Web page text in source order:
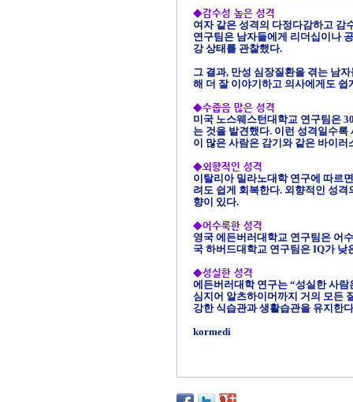
◆감수성 높은 성격
여자 같은 성격의 다정다감하고 감
연구팀은 남자들에게 리더십이나
강 상태를 관찰했다.
그 결과, 만성 심장질환을 겪는 남
해 더 잘 이야기하고 의사에게도
◆수줍음 많은 성격
미국 노스웨스턴대학교 연구팀은
는 것을 발견했다. 이런 성격일수
이 많은 사람은 감기와 같은 바이
◆외향적인 성격
이탈리아 밀라노대학 연구에 따르
려도 쉽게 회복한다. 외향적인 성
향이 있다.
◆어수룩한 성격
영국 에든버러대학교 연구팀은 어
국 하버드대학교 연구팀은 IQ가 낮
◆성실한 성격
에든버러대학 연구는 “성실한 사
심지어 알츠하이머까지 거의 모든
강한 식습관과 생활습관을 유지한
kormedi